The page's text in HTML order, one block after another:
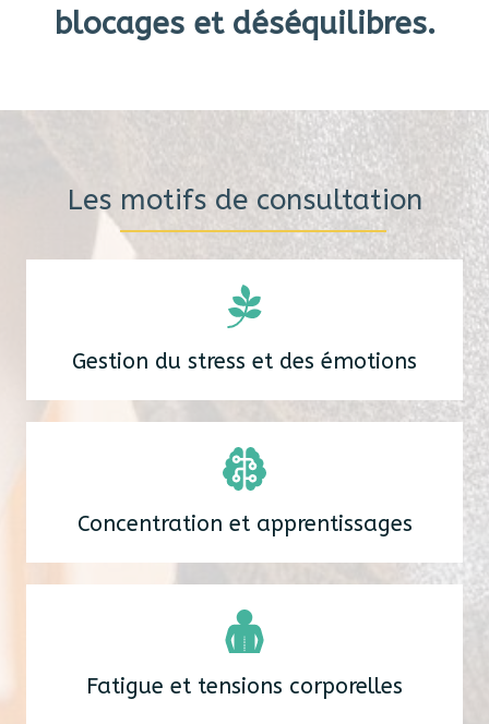
blocages et déséquilibres.
Les motifs de consultation
Gestion du stress et des émotions
Concentration et apprentissages
Fatigue et tensions corporelles